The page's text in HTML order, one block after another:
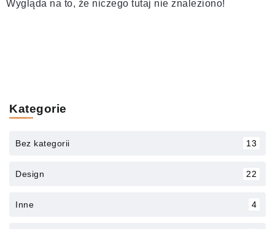
Wygląda na to, że niczego tutaj nie znaleziono!
Kategorie
Bez kategorii 13
Design 22
Inne 4